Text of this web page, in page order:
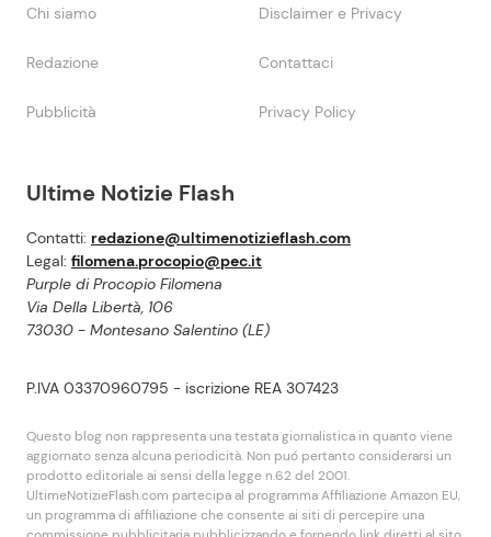
Ultime Notizie Flash
Contatti: redazione@ultimenotizieflash.com
Legal: filomena.procopio@pec.it
Purple di Procopio Filomena
Via Della Libertà, 106
73030 - Montesano Salentino (LE)
P.IVA 03370960795 - iscrizione REA 307423
Questo blog non rappresenta una testata giornalistica in quanto viene
aggiornato senza alcuna periodicità. Non puó pertanto considerarsi un
prodotto editoriale ai sensi della legge n.62 del 2001.
UltimeNotizieFlash.com partecipa al programma Affiliazione Amazon EU,
un programma di affiliazione che consente ai siti di percepire una
Chi siamo Disclaimer e Privacy
Redazione Contattaci
Pubblicità Privacy Policy